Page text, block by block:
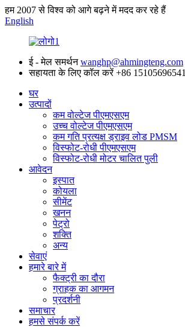
हम 2007 से विश्व को आगे बढ़ने में मदद कर रहे हैं
English
ई - मेल समर्थन wanghp@ahmingteng.com
सहायता के लिए कॉल करें +86 15105696541
घर
उत्पादों
कम वोल्टेज पीएमएसएम
उच्च वोल्टेज पीएमएसएम
कम गति प्रत्यक्ष ड्राइव लोड PMSM
विस्फोट-रोधी पीएमएसएम
विस्फोट-रोधी मोटर चालित पुली
आवेदन
इस्पात
कोयला
सीमेंट
खनन
पेट्रो
शक्ति
अन्य
सेवाएं
हमारे बारे में
फैक्ट्री का दौरा
ग्राहक का आगमन
प्रदर्शनी
समाचार
हमसे संपर्क करें